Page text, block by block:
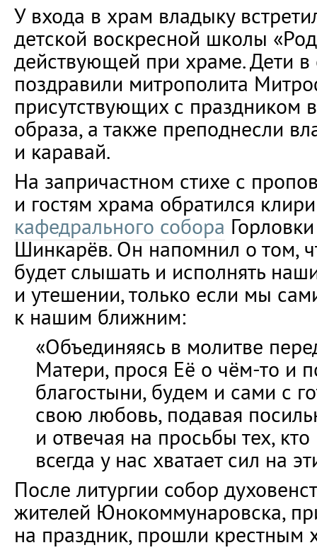
У входа в храм владыку
детской воскресной школы
действующей при храме. Дети
поздравили митрополита
присутствующих с праздником
образа, а также преподнесли
и каравай.
На запричастном стихе с
и гостям храма обратился
кафедрального собора
Шинкарёв. Он напомнил о том,
будет слышать и исполнять
и утешении, только если мы
к нашим ближним:
«Объединяясь в молитве
Матери, прося Её о чём-то и
благостыни, будем и сами с
свою любовь, подавая
и отвечая на просьбы тех,
всегда у нас хватает сил на
После литургии собор
жителей Юнокоммунаровска,
на праздник, прошли крестным